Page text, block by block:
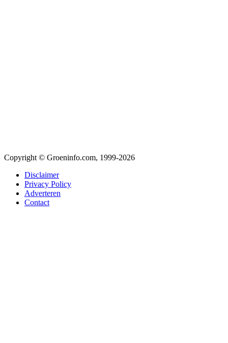
Copyright © Groeninfo.com, 1999-2026
Disclaimer
Privacy Policy
Adverteren
Contact